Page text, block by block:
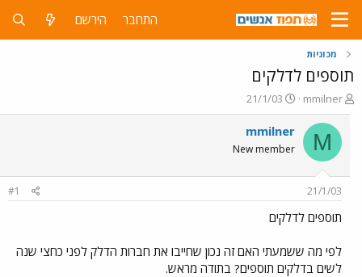
התחבר הירשם
מכוניות
תוספים לדלקים
פ
ו
ת
ח
ה
ש
א
mmilner
פ
ו
ר
ס
ם
ר
21/1/03
M
mmilner
New member
21/1/03
#1
תוספים לדלקים
לפי מה ששמעתי האם זה נכון שחייבו את חברות הדלק לפני כחצי שנה
לשים בדלקים תוספים? בתודה מראש.